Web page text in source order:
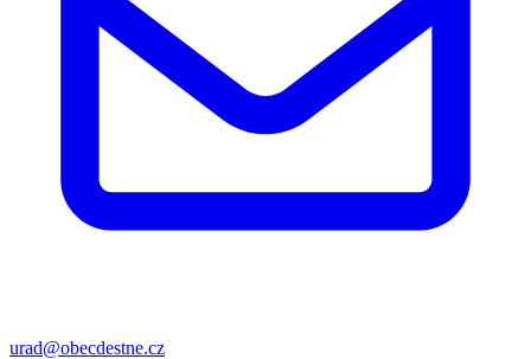
urad@obecdestne.cz